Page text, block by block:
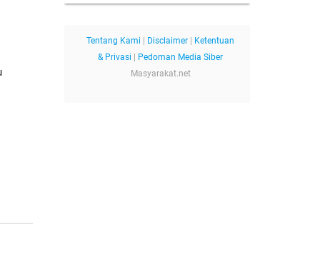
Tentang Kami Disclaimer
Ketentuan
& Privasi
Pedoman Media Siber
Masyarakat.net